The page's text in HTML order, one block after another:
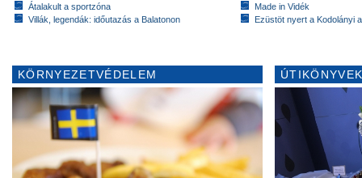
Átalakult a sportzóna
Villák, legendák: időutazás a Balatonon
Made in Vidék
Ezüstöt nyert a Kodolányi
KÖRNYEZETVÉDELEM